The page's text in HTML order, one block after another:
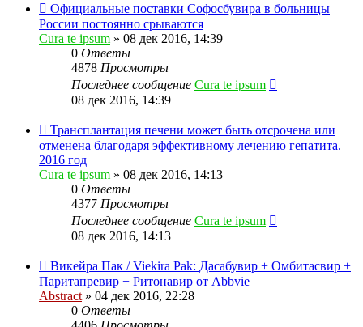
Официальные поставки Софосбувира в больницы
России постоянно срываются
Cura te ipsum » 08 дек 2016, 14:39
0 Ответы
4878 Просмотры
Последнее сообщение Cura te ipsum
08 дек 2016, 14:39
Трансплантация печени может быть отсрочена или
отменена благодаря эффективному лечению гепатита.
2016 год
Cura te ipsum » 08 дек 2016, 14:13
0 Ответы
4377 Просмотры
Последнее сообщение Cura te ipsum
08 дек 2016, 14:13
Викейра Пак / Viekira Pak: Дасабувир + Омбитасвир +
Паритапревир + Ритонавир от Abbvie
Abstract » 04 дек 2016, 22:28
0 Ответы